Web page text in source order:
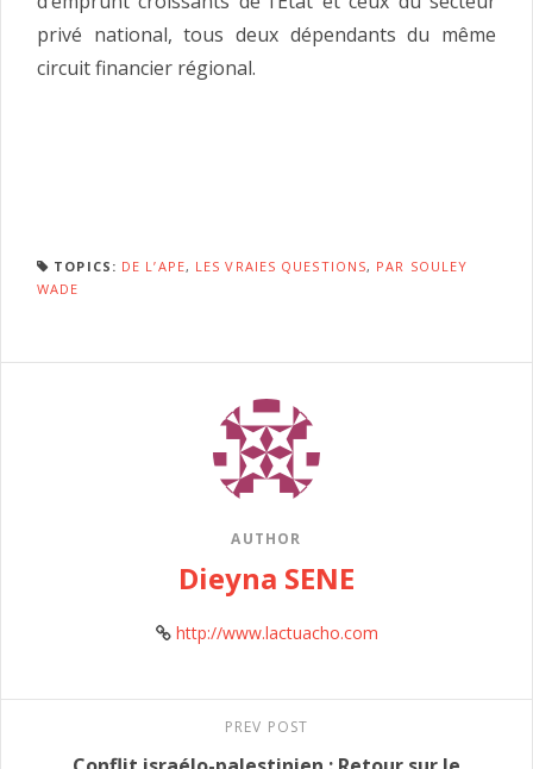
privé national, tous deux dépendants du même
circuit financier régional.
TOPICS: DE L’APE, LES VRAIES QUESTIONS, PAR SOULEY
WADE
AUTHOR
Dieyna SENE
http://www.lactuacho.com
PREV POST